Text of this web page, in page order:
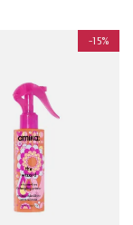
-15%